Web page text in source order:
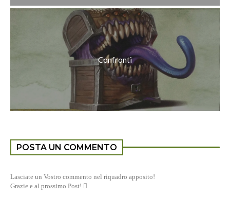
Confronti
POSTA UN COMMENTO
Lasciate un Vostro commento nel riquadro apposito!
Grazie e al prossimo Post! 